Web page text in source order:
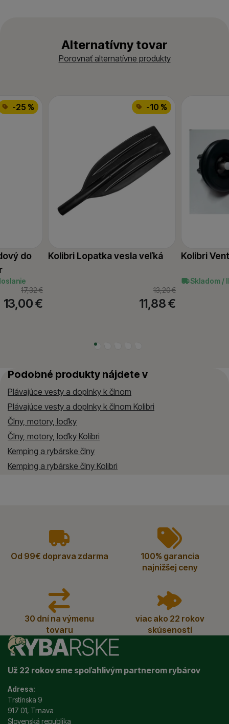
Alternatívny tovar
Porovnať alternatívne produkty
-10 %
Kolibri Lopatka vesla veľká
13,20€
11,88€
Kolibri
Skladom /
-25 %
do
17,32€
13,00€
Podobné produkty nájdete v
Plávajúce vesty a doplnky k člnom
Plávajúce vesty a doplnky k člnom Kolibri
Člny, motory, loďky
Člny, motory, loďky Kolibri
Kemping a rybárske člny
Kemping a rybárske člny Kolibri
vyhody
Od 99€ doprava zdarma
100% garancia
najnižšej ceny
30 dní na výmenu
tovaru
viac ako 22 rokov
skúseností
Už 22 rokov sme spoľahlivým partnerom rybárov
Adresa:
Trstínska 9
917 01, Trnava
Slovenská republika